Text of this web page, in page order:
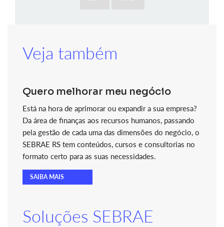
Veja também
Quero melhorar meu negócio
Está na hora de aprimorar ou expandir a sua empresa?
Da área de finanças aos recursos humanos, passando
pela gestão de cada uma das dimensões do negócio, o
SEBRAE RS tem conteúdos, cursos e consultorias no
formato certo para as suas necessidades.
SAIBA MAIS
Soluções SEBRAE